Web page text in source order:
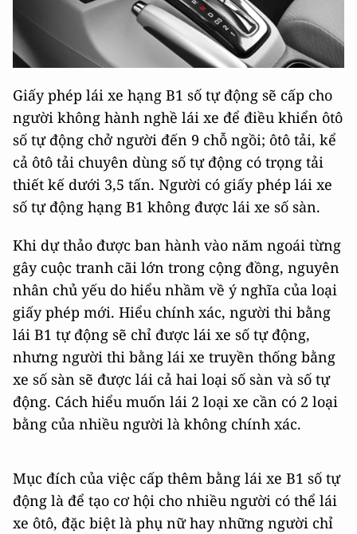
Giấy phép lái xe hạng B1 số tự động sẽ cấp cho
người không hành nghề lái xe để điều khiển ôtô
số tự động chở người đến 9 chỗ ngồi; ôtô tải, kể
cả ôtô tải chuyên dùng số tự động có trọng tải
thiết kế dưới 3,5 tấn. Người có giấy phép lái xe
số tự động hạng B1 không được lái xe số sàn.
Khi dự thảo được ban hành vào năm ngoái từng
gây cuộc tranh cãi lớn trong cộng đồng, nguyên
nhân chủ yếu do hiểu nhầm về ý nghĩa của loại
giấy phép mới. Hiểu chính xác, người thi bằng
lái B1 tự động sẽ chỉ được lái xe số tự động,
nhưng người thi bằng lái xe truyền thống bằng
xe số sàn sẽ được lái cả hai loại số sàn và số tự
động. Cách hiểu muốn lái 2 loại xe cần có 2 loại
bằng của nhiều người là không chính xác.
Mục đích của việc cấp thêm bằng lái xe B1 số tự
động là để tạo cơ hội cho nhiều người có thể lái
xe ôtô, đặc biệt là phụ nữ hay những người chỉ